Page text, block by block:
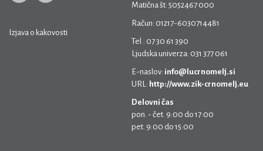
Izjava o kakovosti
Matična št: 5052467 000
Račun: 01217-6030714481
Tel.: 07 30 61 390
Ljudska univerza: 031 377 061
E-naslov: info@lucrnomelj.si
URL: http://www.zik-crnomelj.eu
Delovni čas
pon. - čet. 9:00 do 17:00
pet. 9:00 do 15:00